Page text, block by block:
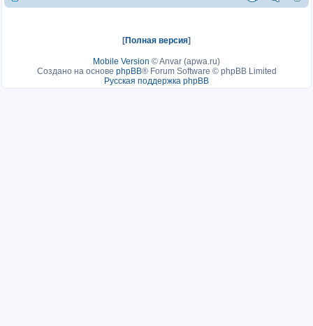
[Полная версия]
Mobile Version ©Anvar (apwa.ru)
Создано на основе phpBB® Forum Software © phpBB Limited
Русская поддержка phpBB